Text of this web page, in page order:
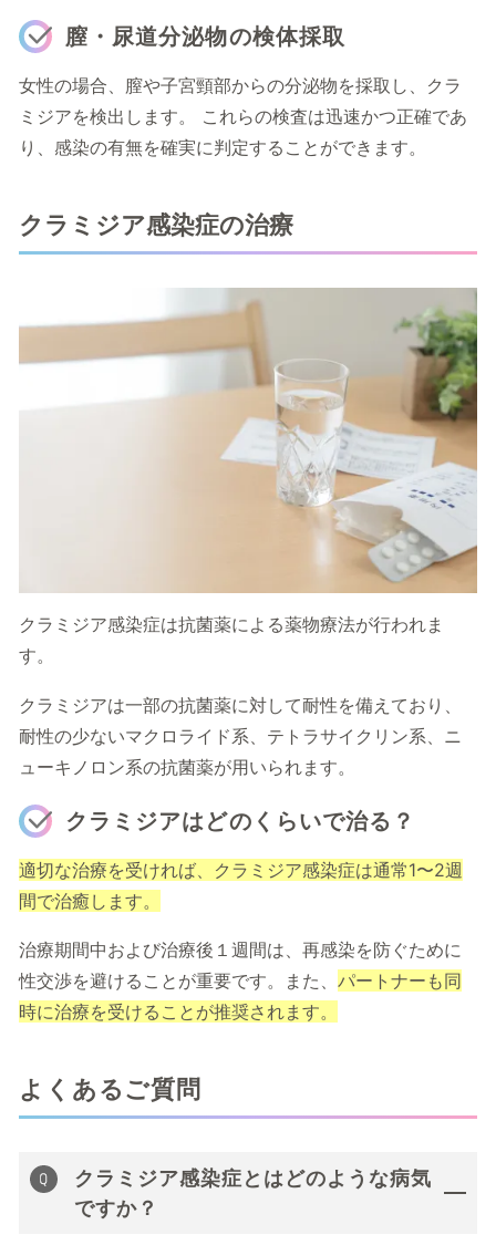
膣・尿道分泌物の検体採取
女性の場合、膣や子宮頸部からの分泌物を採取し、クラ
ミジアを検出します。 これらの検査は迅速かつ正確であ
り、感染の有無を確実に判定することができます。
クラミジア感染症の治療
クラミジア感染症は抗菌薬による薬物療法が行われま
す。
クラミジアは一部の抗菌薬に対して耐性を備えており、
耐性の少ないマクロライド系、テトラサイクリン系、ニ
ューキノロン系の抗菌薬が用いられます。
クラミジアはどのくらいで治る？
適切な治療を受ければ、クラミジア感染症は通常1〜2週
間で治癒します。
治療期間中および治療後１週間は、再感染を防ぐために
性交渉を避けることが重要です。また、 パートナーも同
時に治療を受けることが推奨されます。
よくあるご質問
クラミジア感染症とはどのような病気
ですか？